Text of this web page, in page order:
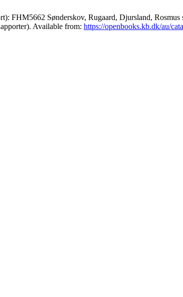
FHM5662 Sønderskov, Rugaard, Djursland, Rosmus
Available from: https://openbooks.kb.dk/au/